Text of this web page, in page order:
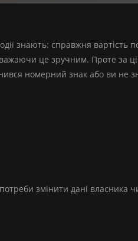
знають: справжня вартість
це зручним. Проте за
номерний знак або ви не
змінити дані власника